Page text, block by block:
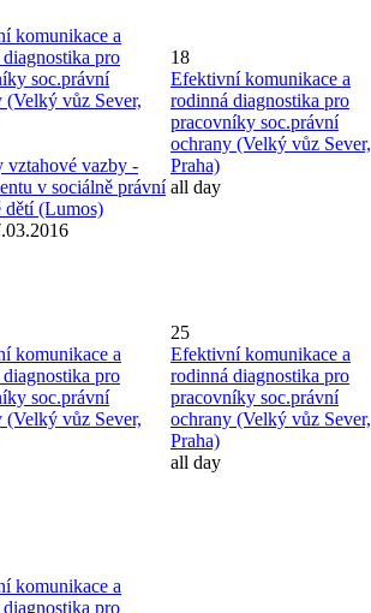
komunikace a
pro
soc.právní
(Velký vůz Sever,
vztahové vazby -
v sociálně právní
dětí (Lumos)
18
Efektivní komunikace a
rodinná diagnostika pro
pracovníky soc.právní
ochrany (Velký vůz Sever,
Praha)
all day
komunikace a
pro
soc.právní
(Velký vůz Sever,
25
Efektivní komunikace a
rodinná diagnostika pro
pracovníky soc.právní
ochrany (Velký vůz Sever,
Praha)
all day
komunikace a
pro